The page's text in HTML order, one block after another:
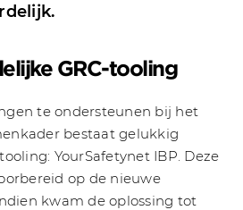
GRC-tooling
te ondersteunen bij het
bestaat gelukkig
YourSafetynet IBP. Deze
op de nieuwe
kwam de oplossing tot